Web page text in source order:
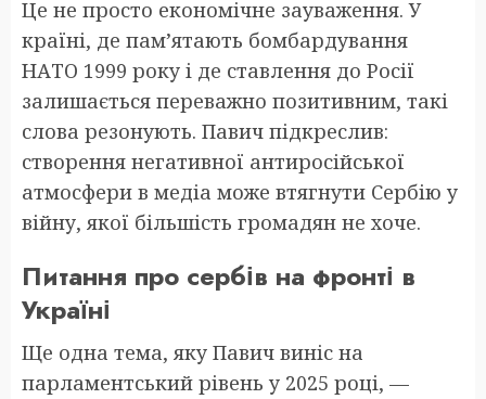
Це не просто економічне зауваження. У
країні, де пам’ятають бомбардування
НАТО 1999 року і де ставлення до Росії
залишається переважно позитивним, такі
слова резонують. Павич підкреслив:
створення негативної антиросійської
атмосфери в медіа може втягнути Сербію у
війну, якої більшість громадян не хоче.
Питання про сербів на фронті в
Україні
Ще одна тема, яку Павич виніс на
парламентський рівень у 2025 році, —